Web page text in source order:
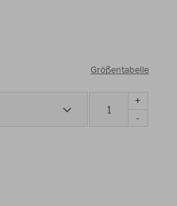
Größentabelle
+
-